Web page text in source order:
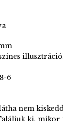
6
nem
ki, mikor